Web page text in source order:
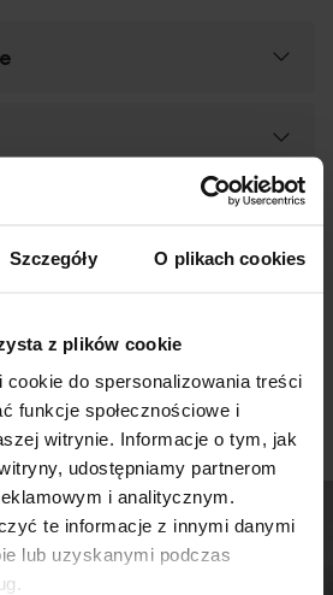
Szczegóły O plikach cookies
z plików cookie
do spersonalizowania treści
funkcje społecznościowe i
witrynie. Informacje o tym, jak
udostępniamy partnerom
i analitycznym.
te informacje z innymi danymi
lub uzyskanymi podczas
10 cm
szt.
83.33 g
i bezpieczeństwa produktu
IRIN - powabna gwiazdka